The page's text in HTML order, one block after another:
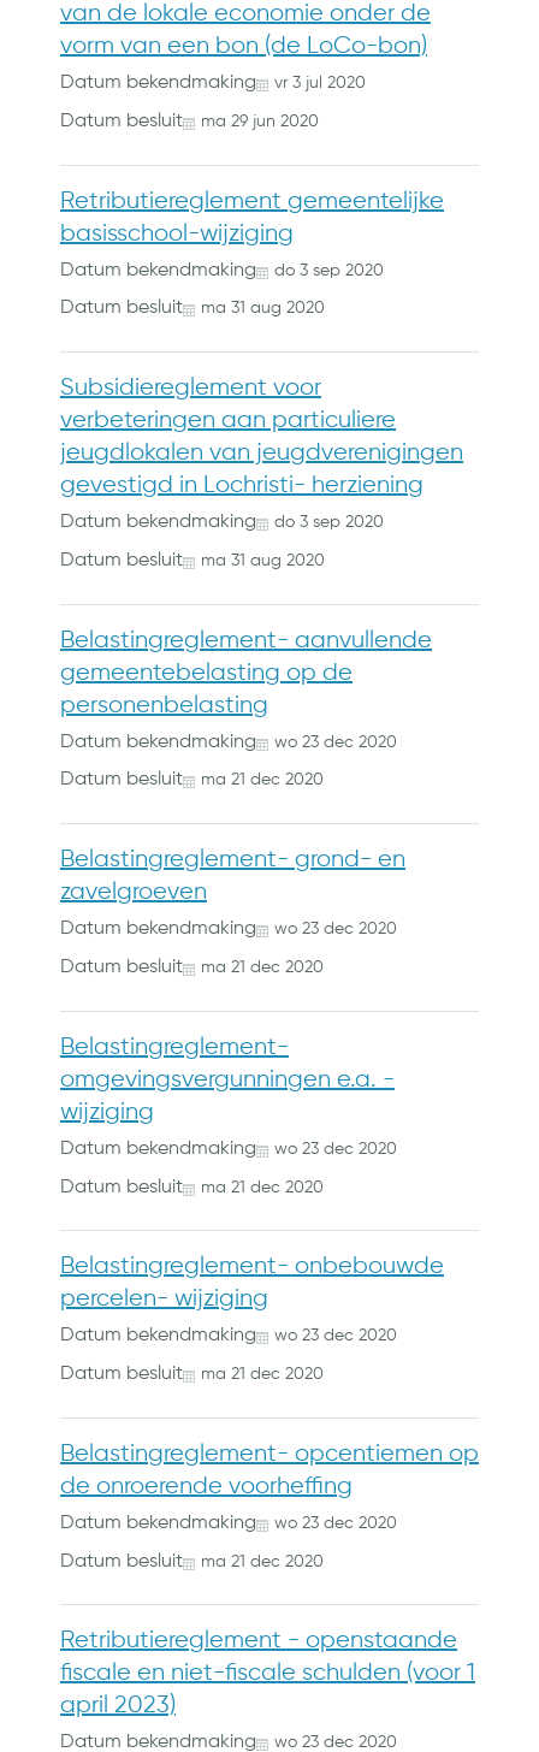
van de lokale economie onder de
vorm van een bon (de LoCo-bon)
Datum bekendmaking vr 3 jul 2020
Datum besluit ma 29 jun 2020
Retributiereglement gemeentelijke
basisschool-wijziging
Datum bekendmaking do 3 sep 2020
Datum besluit ma 31 aug 2020
Subsidiereglement voor
verbeteringen aan particuliere
jeugdlokalen van jeugdverenigingen
gevestigd in Lochristi- herziening
Datum bekendmaking do 3 sep 2020
Datum besluit ma 31 aug 2020
Belastingreglement- aanvullende
gemeentebelasting op de
personenbelasting
Datum bekendmaking wo 23 dec 2020
Datum besluit ma 21 dec 2020
Belastingreglement- grond- en
zavelgroeven
Datum bekendmaking wo 23 dec 2020
Datum besluit ma 21 dec 2020
Belastingreglement-
omgevingsvergunningen e.a. -
wijziging
Datum bekendmaking wo 23 dec 2020
Datum besluit ma 21 dec 2020
Belastingreglement- onbebouwde
percelen- wijziging
Datum bekendmaking wo 23 dec 2020
Datum besluit ma 21 dec 2020
Belastingreglement- opcentiemen op
de onroerende voorheffing
Datum bekendmaking wo 23 dec 2020
Datum besluit ma 21 dec 2020
Retributiereglement - openstaande
fiscale en niet-fiscale schulden (voor 1
april 2023)
Datum bekendmaking wo 23 dec 2020